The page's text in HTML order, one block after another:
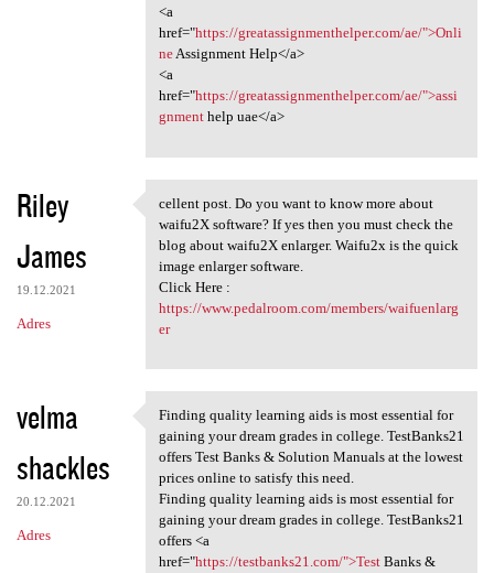
<a
href="https://greatassignmenthelper.com/ae/">Onli
neAssignment Help</a>
<a
href="https://greatassignmenthelper.com/ae/">assi
gnmenthelp uae</a>
Riley
James
19.12.2021
Adres
cellent post. Do you want to
cellent post. Do you want to know more about
waifu2X software? If yes then you must check the
blog about waifu2X enlarger. Waifu2x is the quick
image enlarger software.
Click Here :
https://www.pedalroom.com/members/waifuenlarg
er
velma
shackles
20.12.2021
Adres
Finding quality learning aids
Finding quality learning aids is most essential for
gaining your dream grades in college. TestBanks21
offers Test Banks & Solution Manuals at the lowest
prices online to satisfy this need.
Finding quality learning aids is most essential for
gaining your dream grades in college. TestBanks21
offers <a
href="https://testbanks21.com/">TestBanks &